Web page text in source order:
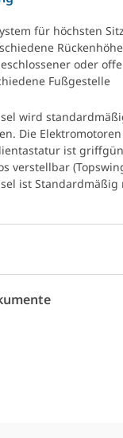
für höchsten
oder
Fußgestelle
wird
Die
ist
verstellbar
ist